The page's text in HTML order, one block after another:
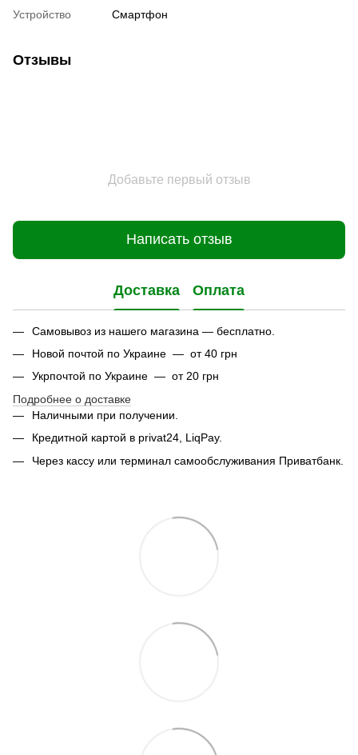
Устройство Смартфон
Отзывы
Добавьте первый отзыв
Написать отзыв
Доставка Оплата
Самовывоз из нашего магазина — бесплатно.
Новой почтой по Украине — от 40 грн
Укрпочтой по Украине — от 20 грн
Подробнее о доставке
Наличными при получении.
Кредитной картой в privat24, LiqPay.
Через кассу или терминал самообслуживания Приватбанк.